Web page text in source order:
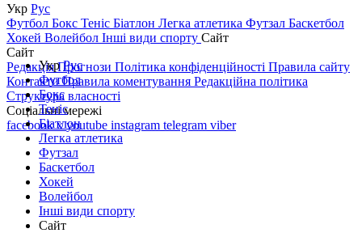
Укр Рус
Футбол Бокс Теніс Біатлон Легка атлетика Футзал Баскетбол
Хокей Волейбол Інші види спорту Сайт
Сайт
РедакціяПрогнози Політика конфіденційності Правила сайту
КонтактиПравила коментування Редакційна політика
Структура власності
Соціальні мережі
facebookxyoutube instagram telegram viber
УкрРус
Футбол
Бокс
Теніс
Біатлон
Легка атлетика
Футзал
Баскетбол
Хокей
Волейбол
Інші види спорту
Сайт